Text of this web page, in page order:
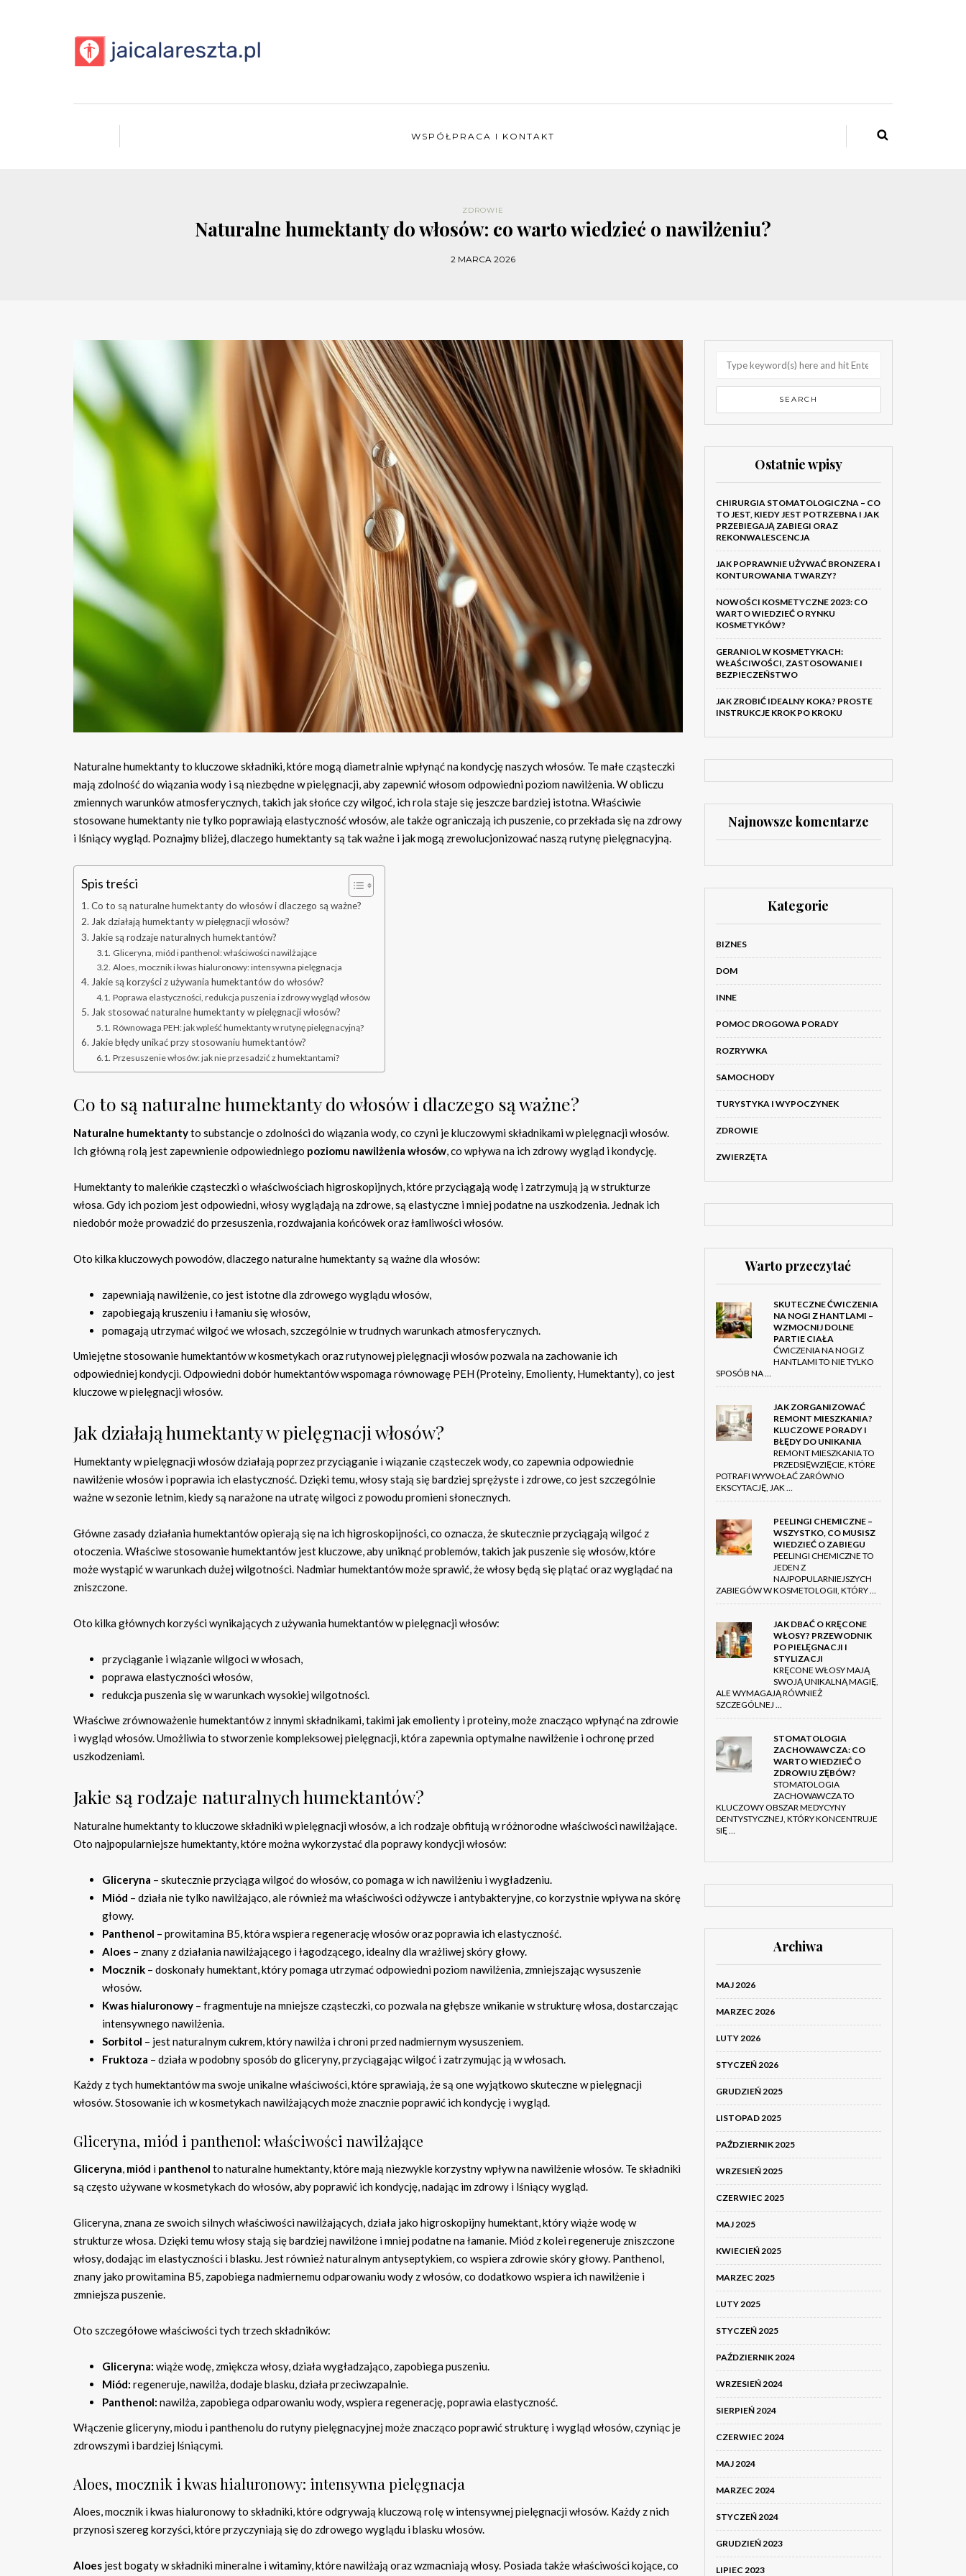
WSPÓŁPRACA I KONTAKT
ZDROWIE
Naturalne humektanty do włosów: co warto wiedzieć o nawilżeniu?
2 MARCA 2026
Naturalne humektanty to kluczowe składniki, które mogą diametralnie wpłynąć na kondycję naszych włosów. Te małe cząsteczki
mają zdolność do wiązania wody i są niezbędne w pielęgnacji, aby zapewnić włosom odpowiedni poziom nawilżenia. W obliczu
zmiennych warunków atmosferycznych, takich jak słońce czy wilgoć, ich rola staje się jeszcze bardziej istotna. Właściwie
stosowane humektanty nie tylko poprawiają elastyczność włosów, ale także ograniczają ich puszenie, co przekłada się na zdrowy
i lśniący wygląd. Poznajmy bliżej, dlaczego humektanty są tak ważne i jak mogą zrewolucjonizować naszą rutynę pielęgnacyjną.
Spis treści
Co to są naturalne humektanty do włosów i dlaczego są ważne?
Jak działają humektanty w pielęgnacji włosów?
Jakie są rodzaje naturalnych humektantów?
Gliceryna, miód i panthenol: właściwości nawilżające
Aloes, mocznik i kwas hialuronowy: intensywna pielęgnacja
Jakie są korzyści z używania humektantów do włosów?
Poprawa elastyczności, redukcja puszenia i zdrowy wygląd włosów
Jak stosować naturalne humektanty w pielęgnacji włosów?
Równowaga PEH: jak wpleść humektanty w rutynę pielęgnacyjną?
Jakie błędy unikać przy stosowaniu humektantów?
Przesuszenie włosów: jak nie przesadzić z humektantami?
Co to są naturalne humektanty do włosów i dlaczego są ważne?
Naturalne humektantyto substancje o zdolności do wiązania wody, co czyni je kluczowymi składnikami w pielęgnacji włosów.
Ich główną rolą jest zapewnienie odpowiedniego poziomu nawilżenia włosów, co wpływa na ich zdrowy wygląd i kondycję.
Humektanty to maleńkie cząsteczki o właściwościach higroskopijnych, które przyciągają wodę i zatrzymują ją w strukturze
włosa. Gdy ich poziom jest odpowiedni, włosy wyglądają na zdrowe, są elastyczne i mniej podatne na uszkodzenia. Jednak ich
niedobór może prowadzić do przesuszenia, rozdwajania końcówek oraz łamliwości włosów.
Oto kilka kluczowych powodów, dlaczego naturalne humektanty są ważne dla włosów:
zapewniają nawilżenie, co jest istotne dla zdrowego wyglądu włosów,
zapobiegają kruszeniu i łamaniu się włosów,
pomagają utrzymać wilgoć we włosach, szczególnie w trudnych warunkach atmosferycznych.
Umiejętne stosowanie humektantów w kosmetykach oraz rutynowej pielęgnacji włosów pozwala na zachowanie ich
odpowiedniej kondycji. Odpowiedni dobór humektantów wspomaga równowagę PEH (Proteiny, Emolienty, Humektanty), co jest
kluczowe w pielęgnacji włosów.
Jak działają humektanty w pielęgnacji włosów?
Humektanty w pielęgnacji włosów działają poprzez przyciąganie i wiązanie cząsteczek wody, co zapewnia odpowiednie
nawilżenie włosów i poprawia ich elastyczność. Dzięki temu, włosy stają się bardziej sprężyste i zdrowe, co jest szczególnie
ważne w sezonie letnim, kiedy są narażone na utratę wilgoci z powodu promieni słonecznych.
Główne zasady działania humektantów opierają się na ich higroskopijności, co oznacza, że skutecznie przyciągają wilgoć z
otoczenia. Właściwe stosowanie humektantów jest kluczowe, aby uniknąć problemów, takich jak puszenie się włosów, które
może wystąpić w warunkach dużej wilgotności. Nadmiar humektantów może sprawić, że włosy będą się plątać oraz wyglądać na
zniszczone.
Oto kilka głównych korzyści wynikających z używania humektantów w pielęgnacji włosów:
przyciąganie i wiązanie wilgoci w włosach,
poprawa elastyczności włosów,
redukcja puszenia się w warunkach wysokiej wilgotności.
Właściwe zrównoważenie humektantów z innymi składnikami, takimi jak emolienty i proteiny, może znacząco wpłynąć na zdrowie
i wygląd włosów. Umożliwia to stworzenie kompleksowej pielęgnacji, która zapewnia optymalne nawilżenie i ochronę przed
uszkodzeniami.
Jakie są rodzaje naturalnych humektantów?
Naturalne humektanty to kluczowe składniki w pielęgnacji włosów, a ich rodzaje obfitują w różnorodne właściwości nawilżające.
Oto najpopularniejsze humektanty, które można wykorzystać dla poprawy kondycji włosów:
Gliceryna – skutecznie przyciąga wilgoć do włosów, co pomaga w ich nawilżeniu i wygładzeniu.
Miód – działa nie tylko nawilżająco, ale również ma właściwości odżywcze i antybakteryjne, co korzystnie wpływa na skórę
głowy.
Panthenol – prowitamina B5, która wspiera regenerację włosów oraz poprawia ich elastyczność.
Aloes – znany z działania nawilżającego i łagodzącego, idealny dla wrażliwej skóry głowy.
Mocznik – doskonały humektant, który pomaga utrzymać odpowiedni poziom nawilżenia, zmniejszając wysuszenie
włosów.
Kwas hialuronowy – fragmentuje na mniejsze cząsteczki, co pozwala na głębsze wnikanie w strukturę włosa, dostarczając
intensywnego nawilżenia.
Sorbitol – jest naturalnym cukrem, który nawilża i chroni przed nadmiernym wysuszeniem.
Fruktoza – działa w podobny sposób do gliceryny, przyciągając wilgoć i zatrzymując ją w włosach.
Każdy z tych humektantów ma swoje unikalne właściwości, które sprawiają, że są one wyjątkowo skuteczne w pielęgnacji
włosów. Stosowanie ich w kosmetykach nawilżających może znacznie poprawić ich kondycję i wygląd.
Gliceryna, miód i panthenol: właściwości nawilżające
Gliceryna, miód i panthenol to naturalne humektanty, które mają niezwykle korzystny wpływ na nawilżenie włosów. Te składniki
są często używane w kosmetykach do włosów, aby poprawić ich kondycję, nadając im zdrowy i lśniący wygląd.
Gliceryna, znana ze swoich silnych właściwości nawilżających, działa jako higroskopijny humektant, który wiąże wodę w
strukturze włosa. Dzięki temu włosy stają się bardziej nawilżone i mniej podatne na łamanie. Miód z kolei regeneruje zniszczone
włosy, dodając im elastyczności i blasku. Jest również naturalnym antyseptykiem, co wspiera zdrowie skóry głowy. Panthenol,
znany jako prowitamina B5, zapobiega nadmiernemu odparowaniu wody z włosów, co dodatkowo wspiera ich nawilżenie i
zmniejsza puszenie.
Oto szczegółowe właściwości tych trzech składników:
Gliceryna: wiąże wodę, zmiękcza włosy, działa wygładzająco, zapobiega puszeniu.
Miód: regeneruje, nawilża, dodaje blasku, działa przeciwzapalnie.
Panthenol: nawilża, zapobiega odparowaniu wody, wspiera regenerację, poprawia elastyczność.
Włączenie gliceryny, miodu i panthenolu do rutyny pielęgnacyjnej może znacząco poprawić strukturę i wygląd włosów, czyniąc je
zdrowszymi i bardziej lśniącymi.
Aloes, mocznik i kwas hialuronowy: intensywna pielęgnacja
Aloes, mocznik i kwas hialuronowy to składniki, które odgrywają kluczową rolę w intensywnej pielęgnacji włosów. Każdy z nich
przynosi szereg korzyści, które przyczyniają się do zdrowego wyglądu i blasku włosów.
Aloes jest bogaty w składniki mineralne i witaminy, które nawilżają oraz wzmacniają włosy. Posiada także właściwości kojące, co
Ostatnie wpisy
CHIRURGIA STOMATOLOGICZNA – CO
TO JEST, KIEDY JEST POTRZEBNA I JAK
PRZEBIEGAJĄ ZABIEGI ORAZ
REKONWALESCENCJA
JAK POPRAWNIE UŻYWAĆ BRONZERA I
KONTUROWANIA TWARZY?
NOWOŚCI KOSMETYCZNE 2023: CO
WARTO WIEDZIEĆ O RYNKU
KOSMETYKÓW?
GERANIOL W KOSMETYKACH:
WŁAŚCIWOŚCI, ZASTOSOWANIE I
BEZPIECZEŃSTWO
JAK ZROBIĆ IDEALNY KOKA? PROSTE
INSTRUKCJE KROK PO KROKU
Najnowsze komentarze
Kategorie
BIZNES
DOM
INNE
POMOC DROGOWA PORADY
ROZRYWKA
SAMOCHODY
TURYSTYKA I WYPOCZYNEK
ZDROWIE
ZWIERZĘTA
Warto przeczytać
SKUTECZNE ĆWICZENIA
NA NOGI Z HANTLAMI –
WZMOCNIJ DOLNE
PARTIE CIAŁA
ĆWICZENIA NA NOGI Z
HANTLAMI TO NIE TYLKO
SPOSÓB NA …
JAK ZORGANIZOWAĆ
REMONT MIESZKANIA?
KLUCZOWE PORADY I
BŁĘDY DO UNIKANIA
REMONT MIESZKANIA TO
PRZEDSIĘWZIĘCIE, KTÓRE
POTRAFI WYWOŁAĆ ZARÓWNO
EKSCYTACJĘ, JAK …
PEELINGI CHEMICZNE –
WSZYSTKO, CO MUSISZ
WIEDZIEĆ O ZABIEGU
PEELINGI CHEMICZNE TO
JEDEN Z
NAJPOPULARNIEJSZYCH
ZABIEGÓW W KOSMETOLOGII, KTÓRY …
JAK DBAĆ O KRĘCONE
WŁOSY? PRZEWODNIK
PO PIELĘGNACJI I
STYLIZACJI
KRĘCONE WŁOSY MAJĄ
SWOJĄ UNIKALNĄ MAGIĘ,
ALE WYMAGAJĄ RÓWNIEŻ
SZCZEGÓLNEJ …
STOMATOLOGIA
ZACHOWAWCZA: CO
WARTO WIEDZIEĆ O
ZDROWIU ZĘBÓW?
STOMATOLOGIA
ZACHOWAWCZA TO
KLUCZOWY OBSZAR MEDYCYNY
DENTYSTYCZNEJ, KTÓRY KONCENTRUJE
SIĘ …
Archiwa
MAJ 2026
MARZEC 2026
LUTY 2026
STYCZEŃ 2026
GRUDZIEŃ 2025
LISTOPAD 2025
PAŹDZIERNIK 2025
WRZESIEŃ 2025
CZERWIEC 2025
MAJ 2025
KWIECIEŃ 2025
MARZEC 2025
LUTY 2025
STYCZEŃ 2025
PAŹDZIERNIK 2024
WRZESIEŃ 2024
SIERPIEŃ 2024
CZERWIEC 2024
MAJ 2024
MARZEC 2024
STYCZEŃ 2024
GRUDZIEŃ 2023
LIPIEC 2023